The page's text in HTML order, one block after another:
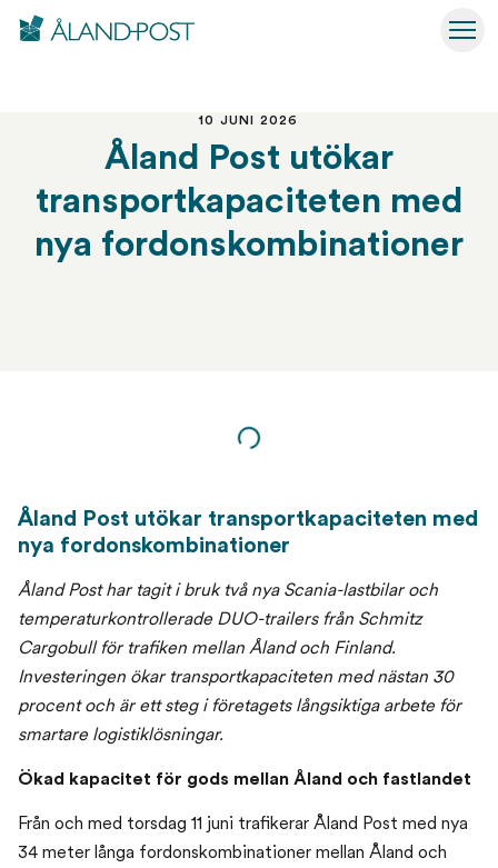
Hoppa
Åland Post
10 JUNI 2026
Åland Post utökar
transportkapaciteten med
nya fordonskombinationer
Åland Post utökar transportkapaciteten med
nya fordonskombinationer
Åland Post har tagit i bruk två nya Scania-lastbilar och
temperaturkontrollerade DUO-trailers från Schmitz
Cargobull för trafiken mellan Åland och Finland.
Investeringen ökar transportkapaciteten med nästan 30
procent och är ett steg i företagets långsiktiga arbete för
smartare logistiklösningar.
Ökad kapacitet för gods mellan Åland och fastlandet
Från och med torsdag 11 juni trafikerar Åland Post med nya
34 meter långa fordonskombinationer mellan Åland och